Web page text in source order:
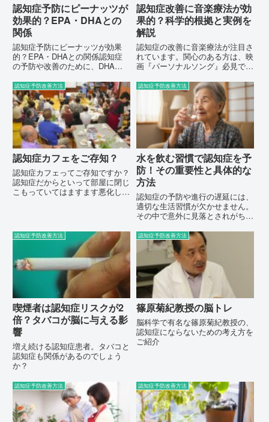
認知症予防にピーナッツが
効果的？EPA・DHAとの
関係
認知症予防にピーナッツが効果
的？EPA・DHAとの関係認知症
の予防や改善のために、DHAや
これらを含むサプリメントも人気
があります。しかし、最近の研究
では、長期間摂取し続けると体の
酸化ストレスが増え、逆にアル...
認知症改善に音楽療法が効
果的？科学的根拠と実例を
解説
認知症の改善に音楽療法が注目さ
れています。関心のある方は、映
画『パーソナルソング』必見です
認知症予防改善方法
認知症カフェをご存知？
認知症カフェってご存知ですか？
認知症だからといって部屋に閉じ
こもっていてはますます悪化して
認知症予防改善方法
水を飲む習慣で認知症を予
防！その重要性と具体的な
方法
認知症の予防や進行の遅延には、
適切な生活習慣が欠かせません。
その中で意外に見落とされがちな
の大部分が水で構成されているた
め、水分補給が脳の活動に大きな
影響を与えるのです。具体的な事
例を交えながら、水分補給の重
要...
認知症予防改善方法
喫煙者は認知症リスクが2
倍？タバコが脳に与える影
響
増え続ける認知症患者。タバコと
認知症も関係があるのでしょう
か？
認知症予防改善方法
篠原菊紀教授の脳トレ
脳科学で有名な篠原菊紀教授の、
認知症にならないための考え方を
ご紹介
認知症予防改善方法 認知症予防改善方法